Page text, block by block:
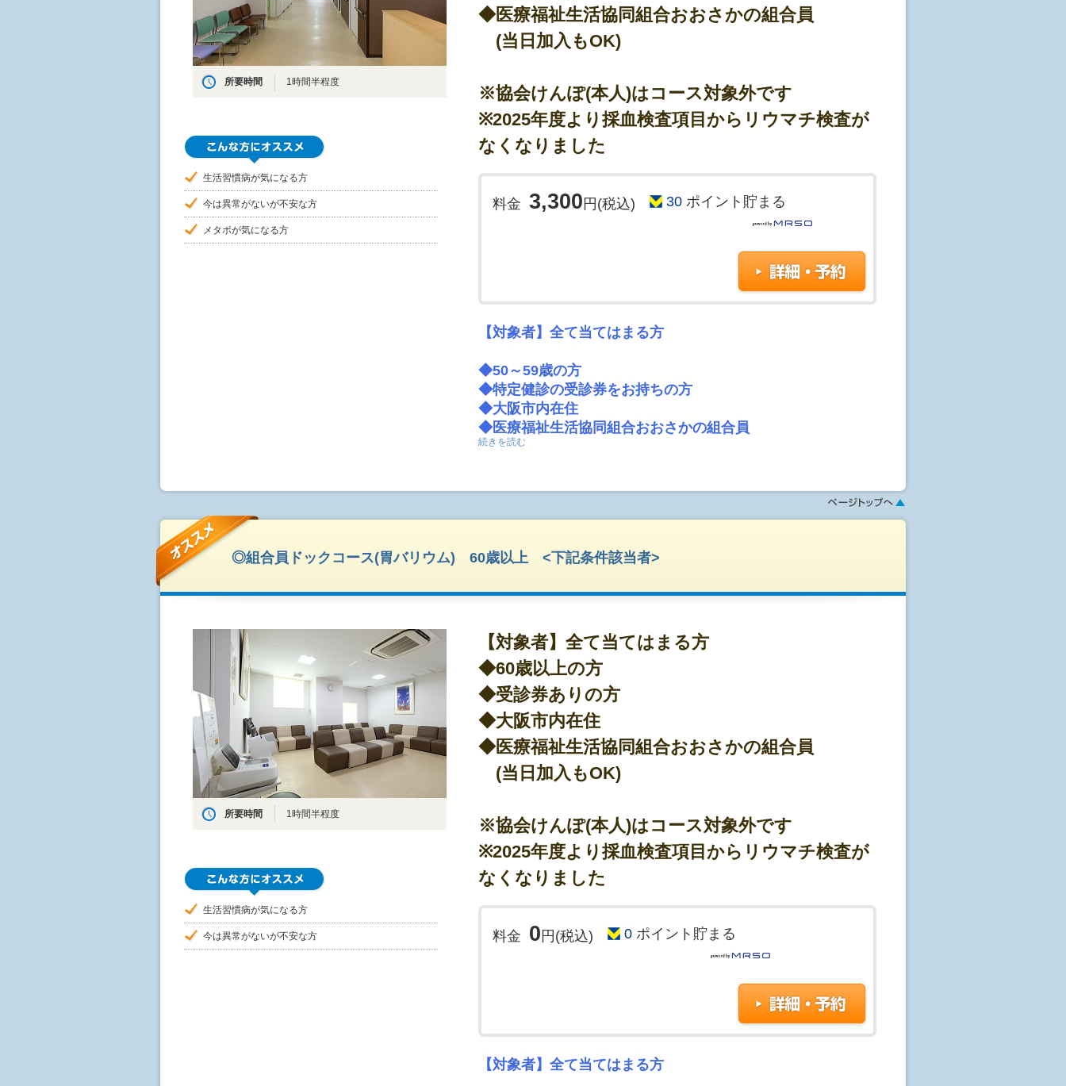
●土日も受診可能
◇土曜や一部の日曜日でも受診可能です。
◇検査結果は3週間～4週間ほどでご郵送致します。(ゴールデンウイーク、年末年始を
挟む場合は、4～5週間程度です)
◇結果は、郵送のみとなります。
【その他の注意点】
●当日の朝は、絶食でお願い致します。
●薬は、血圧や心臓関係の薬等の服用は、内服して構いません。
●糖尿病の薬は、中止してください(低血糖の恐れがあります)。
予約メールを受信された時点で、確定となります。(※予約状
況により、日程調整のお電話をする場合もございますので、
予めご了承ください)
※婦人科系検診(子宮、乳がん検診)は電話のみ(
受付時間 月～金 9:00-16:30,土9:00-12:30
婦人科系の検診は、早めに枠が埋まってしまいますので、予約が取れない場合があ
ります、予めご了承ください。
所要時間 1時間半程度
生活習慣病が気になる方
今は異常がないが不安な方
メタボが気になる方
◆医療福祉生活協同組合おおさかの組合員
(当日加入もOK)
※協会けんぽ(本人)はコース対象外です
※2025年度より採血検査項目からリウマチ検査が
なくなりました
料金 3,300円(税込) 30 ポイント貯まる
【対象者】全て当てはまる方
◆50～59歳の方
◆特定健診の受診券をお持ちの方
◆大阪市内在住
◆医療福祉生活協同組合おおさかの組合員
※当生協組合員以外の方は別途出資金1,000円(1口)～をお預か
【対象外】
◇身体測定、血圧測定、胸部レントゲン、尿検査、胃部レントゲン、腹部エコーなど
◇胃の検査はバリウムで行います。
◇全額自己負担でどなたでもご受診頂くことの出来るプランです。健保からの補助金
の無い方はこちらのプランをご予約下さい。
◇検査は約1時間半程で終了いたします。
◇受付開始時間:9:00〜11:00。午前中には全ての検査が終了します。
●土日も受診可能
◇土曜や一部の日曜日でも受診可能です。
◇検査結果は3週間～4週間ほどでご郵送致します。(ゴールデンウイーク、年末年始を
挟む場合は、4～5週間程度です)
◇結果は、郵送のみとなります。
【その他の注意点】
●当日の朝は、絶食でお願い致します。
●薬は、血圧や心臓関係の薬等の服用は、内服して構いません。
●糖尿病の薬は、中止してください(低血糖の恐れがあります)。
予約メールを受信された時点で、確定となります。(※予約状
況により、日程調整のお電話をする場合もございますので、
予めご了承ください)
続きを読む
◎組合員ドックコース(胃バリウム) 60歳以上 <下記条件該当者>
所要時間 1時間半程度
生活習慣病が気になる方
今は異常がないが不安な方
【対象者】全て当てはまる方
◆60歳以上の方
◆受診券ありの方
◆大阪市内在住
◆医療福祉生活協同組合おおさかの組合員
(当日加入もOK)
※協会けんぽ(本人)はコース対象外です
※2025年度より採血検査項目からリウマチ検査が
なくなりました
料金 0円(税込) 0 ポイント貯まる
【対象者】全て当てはまる方